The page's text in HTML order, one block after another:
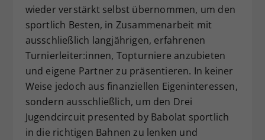
wieder verstärkt selbst übernommen, um den
sportlich Besten, in Zusammenarbeit mit
ausschließlich langjährigen, erfahrenen
Turnierleiter:innen, Topturniere anzubieten
und eigene Partner zu präsentieren. In keiner
Weise jedoch aus finanziellen Eigeninteressen,
sondern ausschließlich, um den Drei
Jugendcircuit presented by Babolat sportlich
in die richtigen Bahnen zu lenken und